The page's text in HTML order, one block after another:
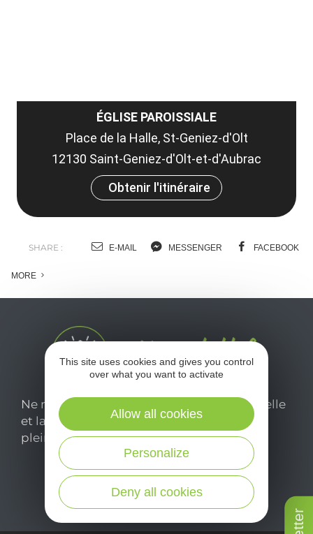
ÉGLISE PAROISSIALE
Place de la Halle, St-Geniez-d'Olt
12130 Saint-Geniez-d'Olt-et-d'Aubrac
Obtenir l'itinéraire
SHARE : E-MAIL MESSENGER FACEBOOK
MORE
Ne manquez pas notre newsletter mensuelle
et laissez-vous inspirer pour profiter
pleinement de votre séjour en Aveyron.
Je m'abonne ici
This site uses cookies and gives you control
over what you want to activate
Deny all cookies
Personalize
Allow all cookies